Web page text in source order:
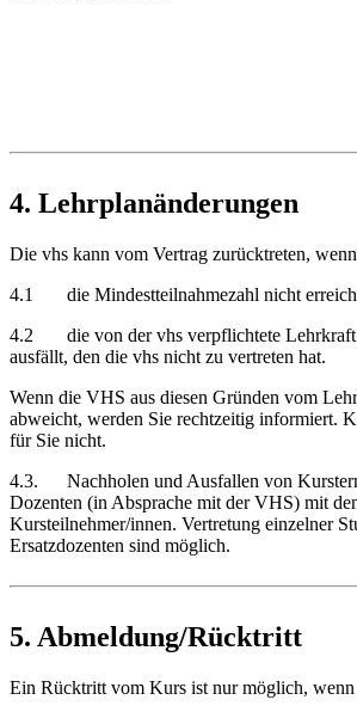
4. Lehrplanänderungen
Die vhs kann vom Vertrag zurücktreten, wenn
4.1 die Mindestteilnahmezahl nicht
4.2 die von der vhs verpflichtete Lehrkraft
ausfällt, den die vhs nicht zu vertreten hat.
Wenn die VHS aus diesen Gründen vom
abweicht, werden Sie rechtzeitig informiert.
für Sie nicht.
4.3. Nachholen und Ausfallen von
Dozenten (in Absprache mit der VHS) mit
Kursteilnehmer/innen. Vertretung einzelner
Ersatzdozenten sind möglich.
5. Abmeldung/Rücktritt
Ein Rücktritt vom Kurs ist nur möglich, wenn